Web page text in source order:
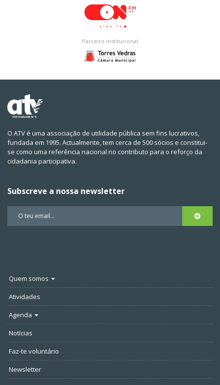
Parceiro institucional
O ATV é uma associação de utilidade pública sem fins lucrativos,
fundada em 1995. Actualmente, tem cerca de 500 sócios e constitui-
se como uma referência nacional no contributo para o reforço da
cidadania participativa.
Subscreve a nossa newsletter
Quem somos
Atividades
Agenda
Notícias
Faz-te voluntário
Newsletter